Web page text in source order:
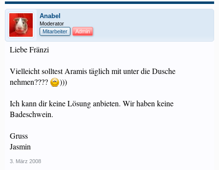
Anabel
Moderator
Mitarbeiter
Admin
Liebe Fränzi
Vielleicht solltest Aramis täglich mit unter die Dusche
nehmen????
)))
Ich kann dir keine Lösung anbieten. Wir haben keine
Badeschwein.
Gruss
Jasmin
3. März 2008